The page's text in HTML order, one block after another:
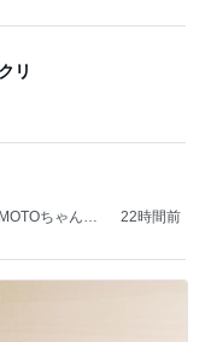
リ
ちゃんと
22時間前